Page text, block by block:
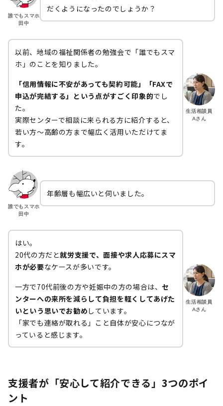
誰でもスマホ
田中
だくようになったのでしょうか？
生活相談員
Aさん
以前、地域の福祉関係者の勉強会で「誰でもスマ
ホ」のことを知りました。
「信用情報に不安があっても契約可能」「FAXで
申込が完結する」という点がすごく印象的でし
た。
実際センターで相談に来られる方に紹介すると、
若い方～高齢の方まで幅広く活用いただけてま
す。
誰でもスマホ
田中
年齢層も幅広いと伺いました。
生活相談員
Aさん
はい。
20代の方だと就労支援で、面接や求人応募にスマ
ホが必要なケースが多いです。
一方で70代前後の方や妊娠中の方の場合は、セ
ンターへの来所を減らして負担を軽くしてあげた
いという思いでお勧め しています。
「家でも連絡が取れる」こと自体が安心につなが
っていると感じます。
支援者が「安心して紹介できる」3つのポイ
ント